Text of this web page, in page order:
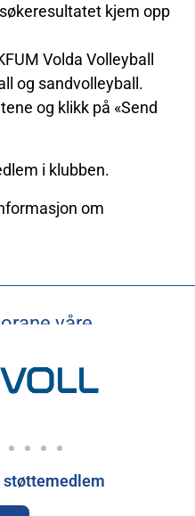
kjem opp
Volda Volleyball
og sandvolleyball.
og klikk på «Send
i klubben.
om
våre
støttemedlem